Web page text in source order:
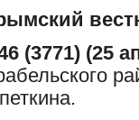
(3771) (25